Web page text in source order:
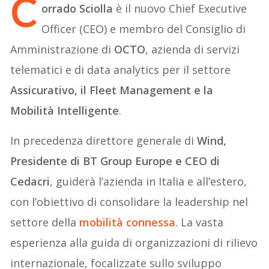
C orrado Sciolla è il nuovo Chief Executive
Officer (CEO) e membro del Consiglio di
Amministrazione di OCTO, azienda di servizi
telematici e di data analytics per il settore
Assicurativo, il Fleet Management e la
Mobilità Intelligente.
In precedenza direttore generale diWind,
Presidente di BT Group Europe e CEO di
Cedacri, guiderà l’azienda in Italia e all’estero,
con l’obiettivo di consolidare la leadership nel
settore della mobilità connessa. La vasta
esperienza alla guida di organizzazioni di rilievo
internazionale, focalizzate sullo sviluppo